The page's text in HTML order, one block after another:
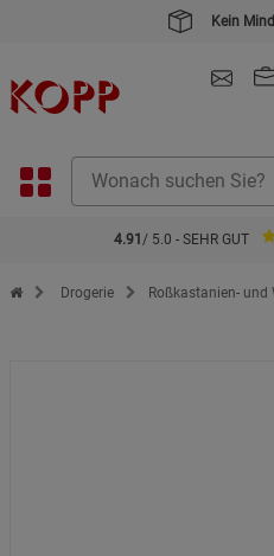
Kein
4.91 / 5.0 - SEHR GUT
Zur Startseite des Kopp Verlag Online-
Drogerie Roßkastanien- und